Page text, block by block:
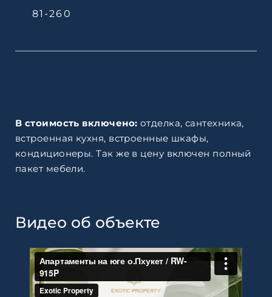
81-260
В стоимость включено: отделка, сантехника,
встроенная кухня, встроенные шкафы,
кондиционеры. Так же в цену включен полный
пакет мебели.
Видео об объекте